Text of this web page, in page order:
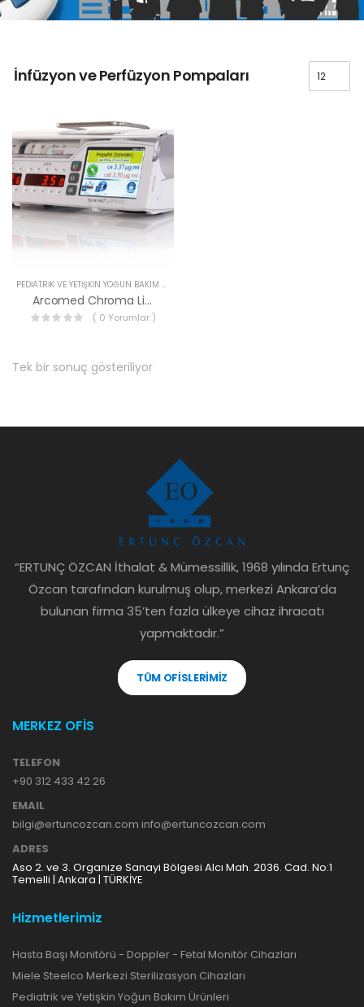
İnfüzyon ve Perfüzyon Pompaları
PEDIATRIK VE YETIŞKIN YOĞUN BAKIM ÜRÜNLERI
Arcomed Chroma Line
( 0 Yorumlar )
Tek bir sonuç gösteriliyor
“ERTUNÇ ÖZCAN İthalat & Mümessillik, 1968 yılında Ertunç
Özcan tarafından kurulmuş olup, merkezi Ankara’da
bulunan firma 35’ten fazla ülkeye cihaz ihracatı
yapmaktadır.”
TÜM OFİSLERİMİZ
MERKEZ OFİS
TELEFON
+90 312 433 42 26
EMAIL
bilgi@ertuncozcan.com info@ertuncozcan.com
ADRES
Aso 2. ve 3. Organize Sanayi Bölgesi Alcı Mah. 2036. Cad. No:1
Temelli | Ankara | TÜRKİYE
Hizmetlerimiz
Hasta Başı Monitörü - Doppler - Fetal Monitör Cihazları
Miele Steelco Merkezi Sterilizasyon Cihazları
Pediatrik ve Yetişkin Yoğun Bakım Ürünleri